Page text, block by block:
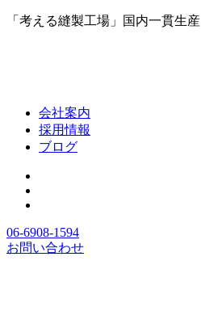
「考える縫製工場」国内一貫生産
会社案内
採用情報
ブログ
06-6908-1594
お問い合わせ